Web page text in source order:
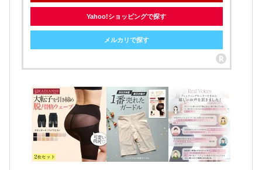
Yahoo!ショッピングで探す
メルカリで探す